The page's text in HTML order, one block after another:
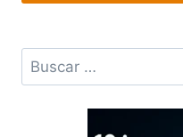
Buscar: